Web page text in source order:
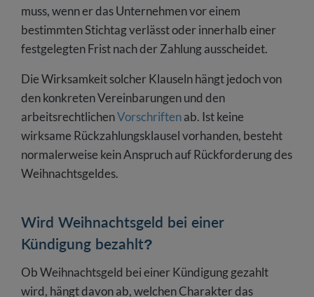
muss, wenn er das Unternehmen vor einem
bestimmten Stichtag verlässt oder innerhalb einer
festgelegten Frist nach der Zahlung ausscheidet.
Die Wirksamkeit solcher Klauseln hängt jedoch von
den konkreten Vereinbarungen und den
arbeitsrechtlichenVorschriftenab. Ist keine
wirksame Rückzahlungsklausel vorhanden, besteht
normalerweise kein Anspruch auf Rückforderung des
Weihnachtsgeldes.
Wird Weihnachtsgeld bei einer
Kündigung bezahlt?
Ob Weihnachtsgeld bei einer Kündigung gezahlt
wird, hängt davon ab, welchen Charakter das